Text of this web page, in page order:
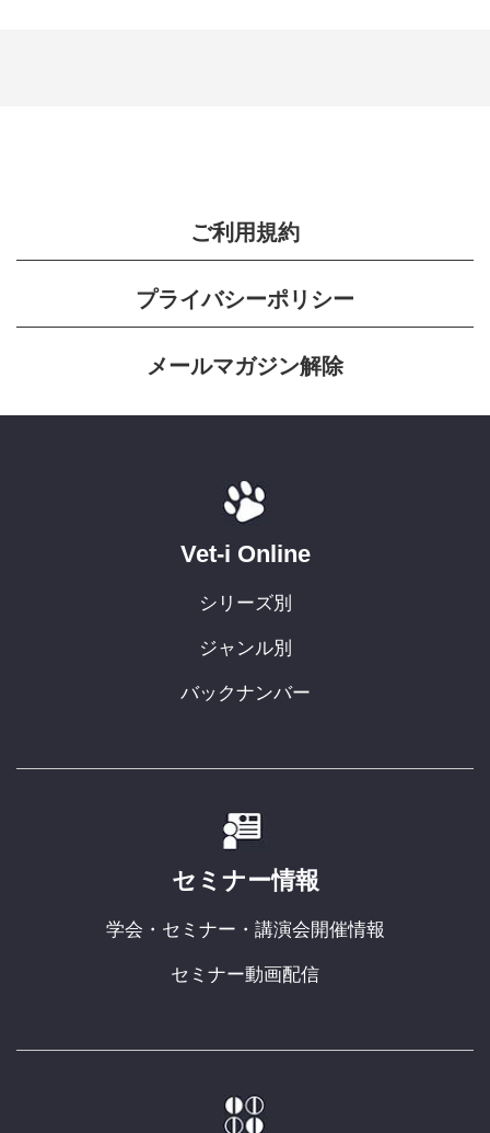
ご利用規約
プライバシーポリシー
メールマガジン解除
Vet-i Online
シリーズ別
ジャンル別
バックナンバー
セミナー情報
学会・セミナー・講演会開催情報
セミナー動画配信